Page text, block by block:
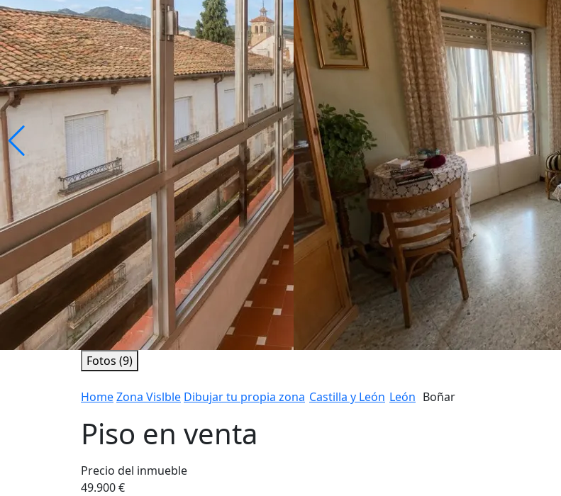
Fotos (9)
HomeZona Vislble Dibujar tu propia zona Castilla y León León Boñar
Piso en venta
Precio del inmueble
49.900 €